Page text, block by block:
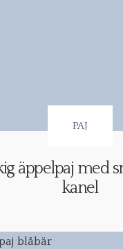
PAJ
äppelpaj med
kanel